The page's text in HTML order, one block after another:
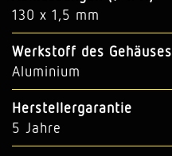
130 x 1,5 mm
Werkstoff des Gehäuses
Aluminium
Herstellergarantie
5 Jahre